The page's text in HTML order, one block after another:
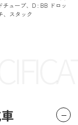
ューブ、D : BB ドロッ
、スタック